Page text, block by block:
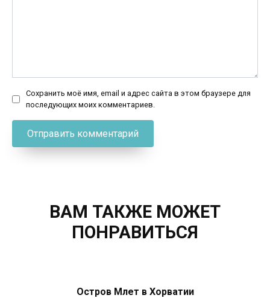
Сохранить моё имя, email и адрес сайта в этом браузере для
последующих моих комментариев.
ВАМ ТАКЖЕ МОЖЕТ
ПОНРАВИТЬСЯ
Остров Млет в Хорватии